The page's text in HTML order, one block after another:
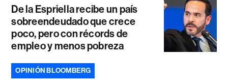
De la Espriella recibe un país
sobreendeudado que crece
poco, pero con récords de
empleo y menos pobreza
OPINIÓN BLOOMBERG